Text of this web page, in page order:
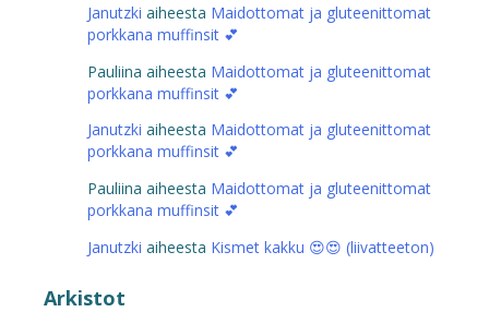
Janutzki aiheesta Maidottomat ja gluteenittomat
porkkana muffinsit 💕
Pauliina aiheesta Maidottomat ja gluteenittomat
porkkana muffinsit 💕
Janutzki aiheesta Maidottomat ja gluteenittomat
porkkana muffinsit 💕
Pauliina aiheesta Maidottomat ja gluteenittomat
porkkana muffinsit 💕
Janutzki aiheesta Kismet kakku 😍😍 (liivatteeton)
Arkistot